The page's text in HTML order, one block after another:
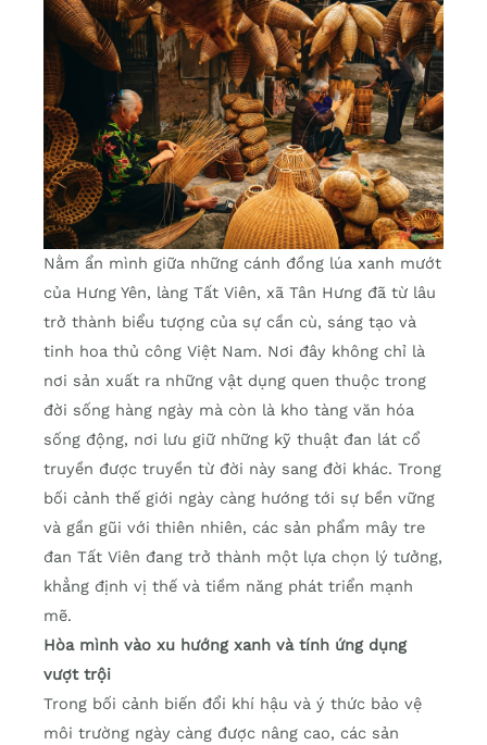
Nằm ẩn mình giữa những cánh đồng lúa xanh mướt
của Hưng Yên, làng Tất Viên, xã Tân Hưng đã từ lâu
trở thành biểu tượng của sự cần cù, sáng tạo và
tinh hoa thủ công Việt Nam. Nơi đây không chỉ là
nơi sản xuất ra những vật dụng quen thuộc trong
đời sống hàng ngày mà còn là kho tàng văn hóa
sống động, nơi lưu giữ những kỹ thuật đan lát cổ
truyền được truyền từ đời này sang đời khác. Trong
bối cảnh thế giới ngày càng hướng tới sự bền vững
và gần gũi với thiên nhiên, các sản phẩm mây tre
đan Tất Viên đang trở thành một lựa chọn lý tưởng,
khẳng định vị thế và tiềm năng phát triển mạnh
mẽ.
Hòa mình vào xu hướng xanh và tính ứng dụng
vượt trội
Trong bối cảnh biến đổi khí hậu và ý thức bảo vệ
môi trường ngày càng được nâng cao, các sản